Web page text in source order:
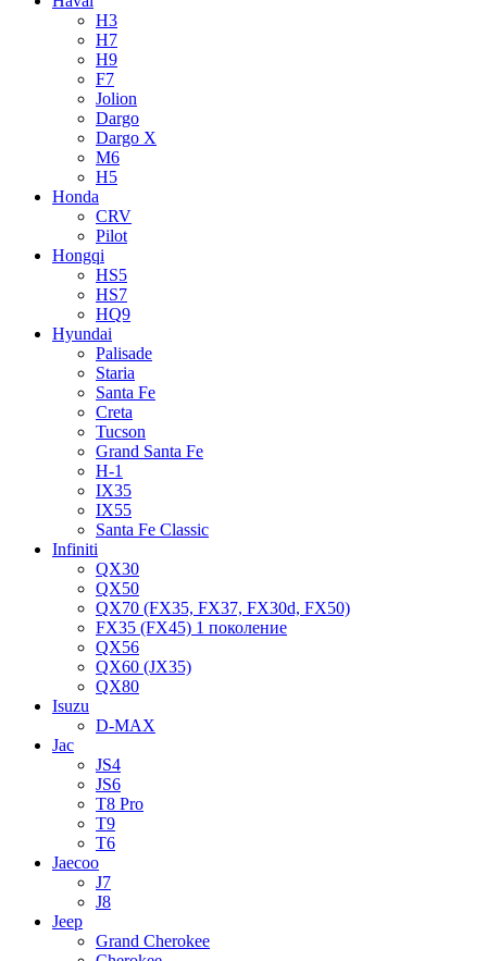
H3
H7
H9
F7
Jolion
Dargo
Dargo X
M6
H5
Honda
CRV
Pilot
Hongqi
HS5
HS7
HQ9
Hyundai
Palisade
Staria
Santa Fe
Creta
Tucson
Grand Santa Fe
H-1
IX35
IX55
Santa Fe Classic
Infiniti
QX30
QX50
QX70 (FX35, FX37, FX30d, FX50)
FX35 (FX45) 1 поколение
QX56
QX60 (JX35)
QX80
Isuzu
D-MAX
Jac
JS4
JS6
T8 Pro
T9
T6
Jaecoo
J7
J8
Jeep
Grand Cherokee